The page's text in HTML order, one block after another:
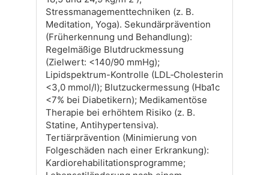
Stressmanagementtechniken (z. B.
Meditation, Yoga). Sekundärprävention
(Früherkennung und Behandlung):
Regelmäßige Blutdruckmessung
(Zielwert: <140/90 mmHg);
Lipidspektrum-Kontrolle (LDL‑Cholesterin
<3,0 mmol/l); Blutzuckermessung (Hba1c
<7% bei Diabetikern); Medikamentöse
Therapie bei erhöhtem Risiko (z. B.
Statine, Antihypertensiva).
Tertiärprävention (Minimierung von
Folgeschäden nach einer Erkrankung):
Kardiorehabilitationsprogramme;